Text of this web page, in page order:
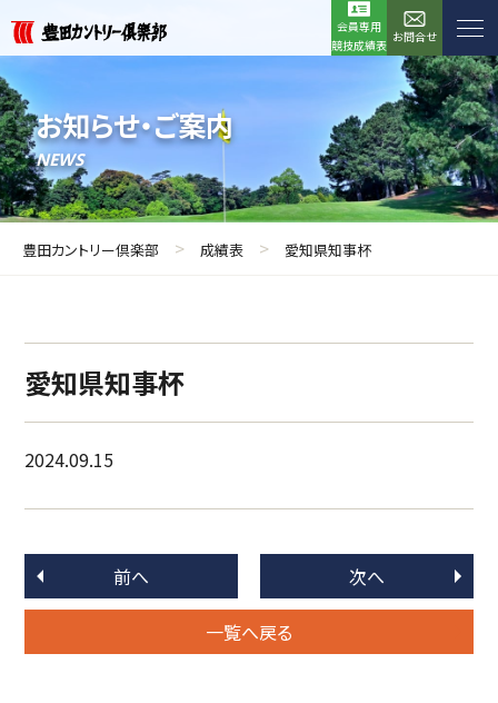
会員専用
競技成績表
お問合せ
お知らせ・ご案内
NEWS
豊田カントリー倶楽部 > 成績表 > 愛知県知事杯
愛知県知事杯
2024.09.15
前へ
一覧へ戻る
次へ